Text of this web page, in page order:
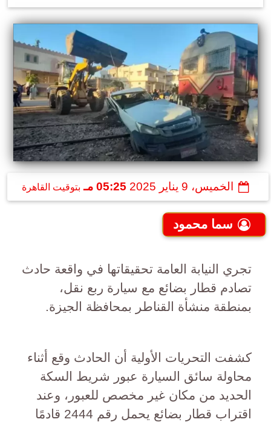
الخميس، 9 يناير 2025 05:25 مـ بتوقيت القاهرة
سما محمود
تجري النيابة العامة تحقيقاتها في واقعة حادث
تصادم قطار بضائع مع سيارة ربع نقل،
بمنطقة منشأة القناطر بمحافظة الجيزة.
كشفت التحريات الأولية أن الحادث وقع أثناء
محاولة سائق السيارة عبور شريط السكة
الحديد من مكان غير مخصص للعبور، وعند
اقتراب قطار بضائع يحمل رقم 2444 قادمًا